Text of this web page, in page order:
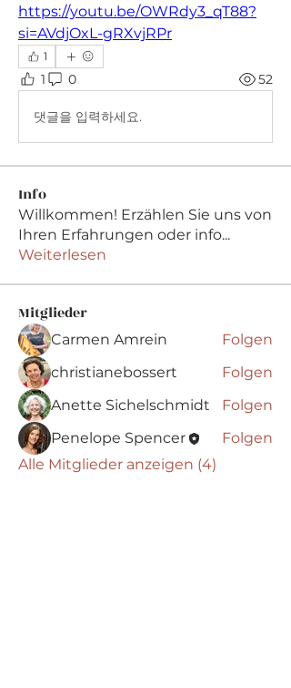
https://youtu.be/OWRdy3_qT88?
si=AVdjOxL-gRXvjRPr
1
1 0 52
댓글을 입력하세요.
Info
Willkommen! Erzählen Sie uns von
Ihren Erfahrungen oder info...
Weiterlesen
Mitglieder
Carmen Amrein
Folgen
christianebossert
Folgen
Anette Sichelschmidt
Folgen
Penelope Spencer
Folgen
Alle Mitglieder anzeigen (4)